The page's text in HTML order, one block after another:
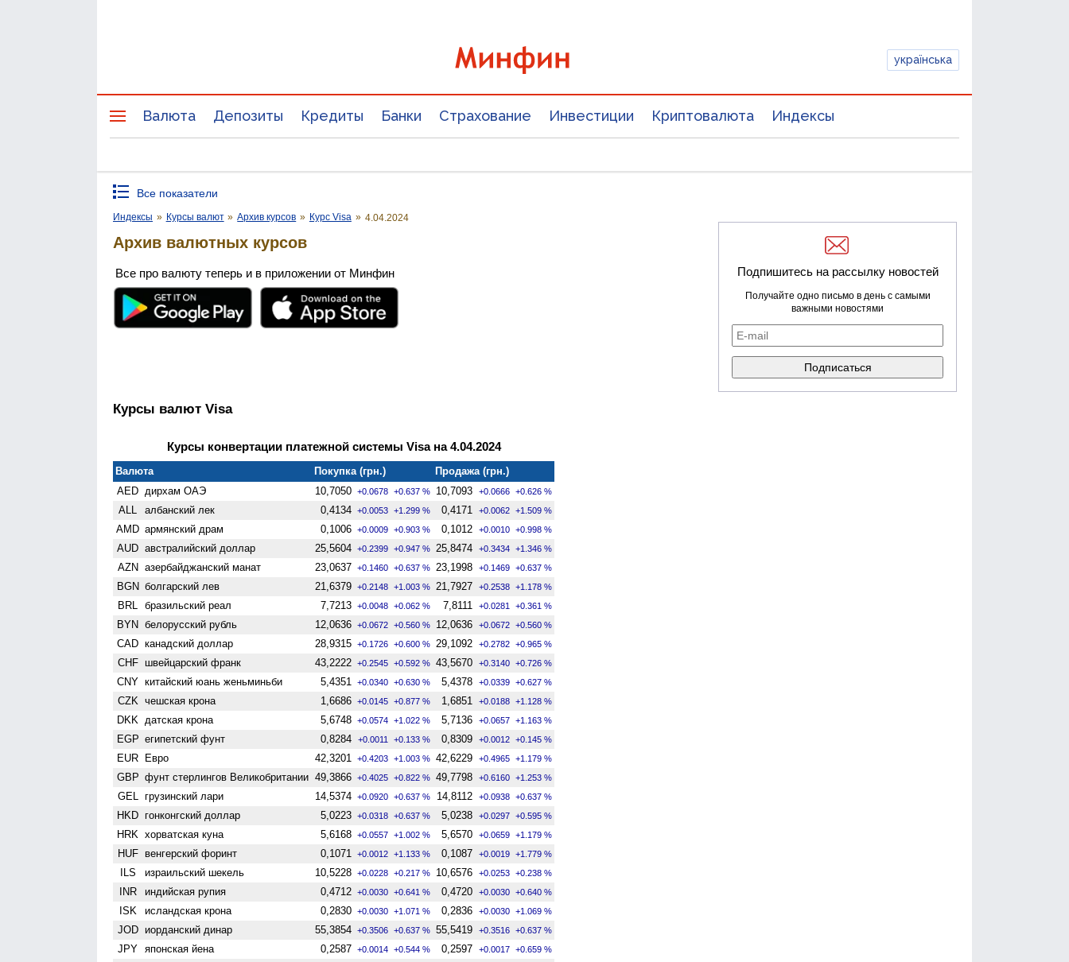
українська
Валюта Депозиты Кредиты Банки Страхование Инвестиции Криптовалюта Индексы
Все показатели
Индексы » Курсы валют » Архив курсов » Курс Visa » 4.04.2024
Архив валютных курсов
Все про валюту теперь и в приложении от Минфин
Курсы валют Visa
Курсы конвертации платежной системы Visa на 4.04.2024
Валюта Покупка (грн.)
Продажа (грн.)
AED дирхам ОАЭ 10,7050 +0.0678 +0.637 % 10,7093 +0.0666 +0.626 %
ALL албанский лек 0,4134 +0.0053 +1.299 % 0,4171 +0.0062 +1.509 %
AMD армянский драм 0,1006 +0.0009 +0.903 % 0,1012 +0.0010 +0.998 %
AUD австралийский доллар 25,5604 +0.2399 +0.947 % 25,8474 +0.3434 +1.346 %
AZN азербайджанский манат 23,0637 +0.1460 +0.637 % 23,1998 +0.1469 +0.637 %
BGN болгарский лев 21,6379 +0.2148 +1.003 % 21,7927 +0.2538 +1.178 %
BRL бразильский реал 7,7213 +0.0048 +0.062 % 7,8111 +0.0281 +0.361 %
BYN белорусский рубль 12,0636 +0.0672 +0.560 % 12,0636 +0.0672 +0.560 %
CAD канадский доллар 28,9315 +0.1726 +0.600 % 29,1092 +0.2782 +0.965 %
CHF швейцарский франк 43,2222 +0.2545 +0.592 % 43,5670 +0.3140 +0.726 %
CNY китайский юань женьминьби 5,4351 +0.0340 +0.630 % 5,4378 +0.0339 +0.627 %
CZK чешская крона 1,6686 +0.0145 +0.877 % 1,6851 +0.0188 +1.128 %
DKK датская крона 5,6748 +0.0574 +1.022 % 5,7136 +0.0657 +1.163 %
EGP египетский фунт 0,8284 +0.0011 +0.133 % 0,8309 +0.0012 +0.145 %
EUR Евро 42,3201 +0.4203 +1.003 % 42,6229 +0.4965 +1.179 %
GBP фунт стерлингов Велико­британии 49,3866 +0.4025 +0.822 % 49,7798 +0.6160 +1.253 %
GEL грузинский лари 14,5374 +0.0920 +0.637 % 14,8112 +0.0938 +0.637 %
HKD гонконгский доллар 5,0223 +0.0318 +0.637 % 5,0238 +0.0297 +0.595 %
HRK хорватская куна 5,6168 +0.0557 +1.002 % 5,6570 +0.0659 +1.179 %
HUF венгерский форинт 0,1071 +0.0012 +1.133 % 0,1087 +0.0019 +1.779 %
ILS израильский шекель 10,5228 +0.0228 +0.217 % 10,6576 +0.0253 +0.238 %
INR индийская рупия 0,4712 +0.0030 +0.641 % 0,4720 +0.0030 +0.640 %
ISK исландская крона 0,2830 +0.0030 +1.071 % 0,2836 +0.0030 +1.069 %
JOD иорданский динар 55,3854 +0.3506 +0.637 % 55,5419 +0.3516 +0.637 %
JPY японская йена 0,2587 +0.0014 +0.544 % 0,2597 +0.0017 +0.659 %
Подпишитесь на рассылку новостей
Получайте одно письмо в день с самыми
важными новостями